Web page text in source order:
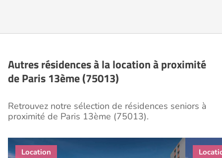
Autres résidences à la location à proximité
de Paris 13ème (75013)
Retrouvez notre sélection de résidences seniors à
proximité de Paris 13ème (75013).